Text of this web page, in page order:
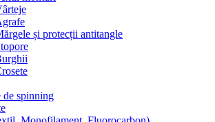
și protecții antitangle
de spinning